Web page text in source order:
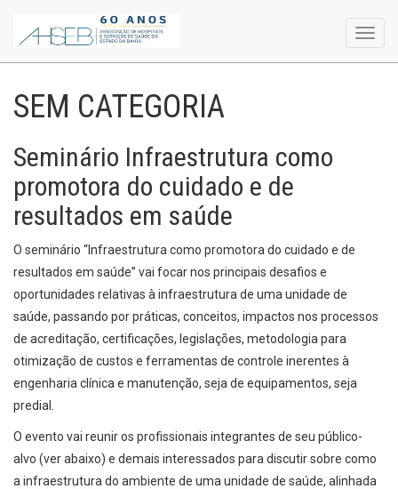
SEM CATEGORIA
Seminário Infraestrutura como
promotora do cuidado e de
resultados em saúde
O seminário “Infraestrutura como promotora do cuidado e de
resultados em saúde” vai focar nos principais desafios e
oportunidades relativas à infraestrutura de uma unidade de
saúde, passando por práticas, conceitos, impactos nos processos
de acreditação, certificações, legislações, metodologia para
otimização de custos e ferramentas de controle inerentes à
engenharia clínica e manutenção, seja de equipamentos, seja
predial.
O evento vai reunir os profissionais integrantes de seu público-
alvo (ver abaixo) e demais interessados para discutir sobre como
a infraestrutura do ambiente de uma unidade de saúde, alinhada